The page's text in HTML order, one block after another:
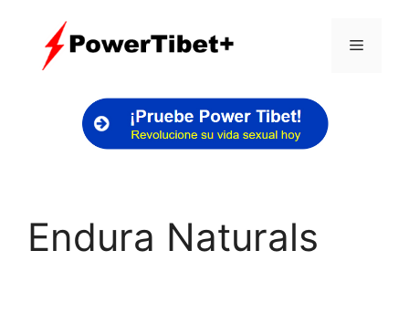
content
Menu
Endura Naturals